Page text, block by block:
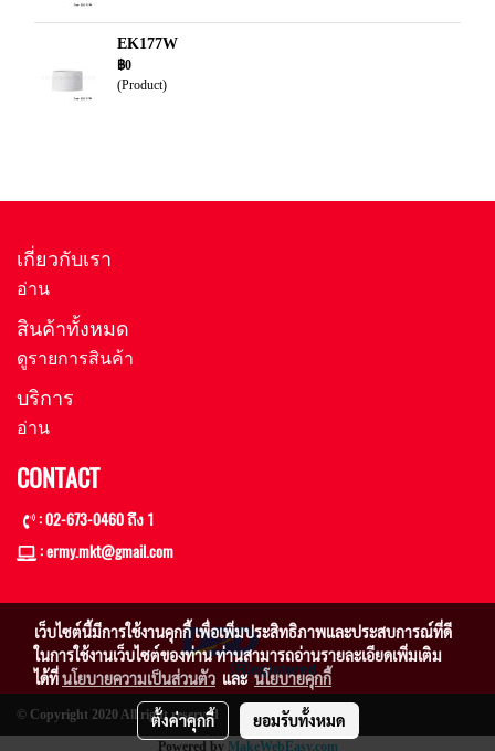
EK177W
฿0
(Product)
เกี่ยวกับเรา
อ่าน
สินค้าทั้งหมด
ดูรายการสินค้า
บริการ
อ่าน
CONTACT
: 02-673-0460 ถึง 1
: ermy.mkt@gmail.com
© Copyright 2020 All right reserved
Powered by MakeWebEasy.com
เว็บไซต์นี้มีการใช้งานคุกกี้ เพื่อเพิ่มประสิทธิภาพและประสบการณ์ที่ดี
ในการใช้งานเว็บไซต์ของท่าน ท่านสามารถอ่านรายละเอียดเพิ่มเติม
ได้ที่นโยบายความเป็นส่วนตัว และนโยบายคุกกี้
ตั้งค่าคุกกี้ ยอมรับทั้งหมด